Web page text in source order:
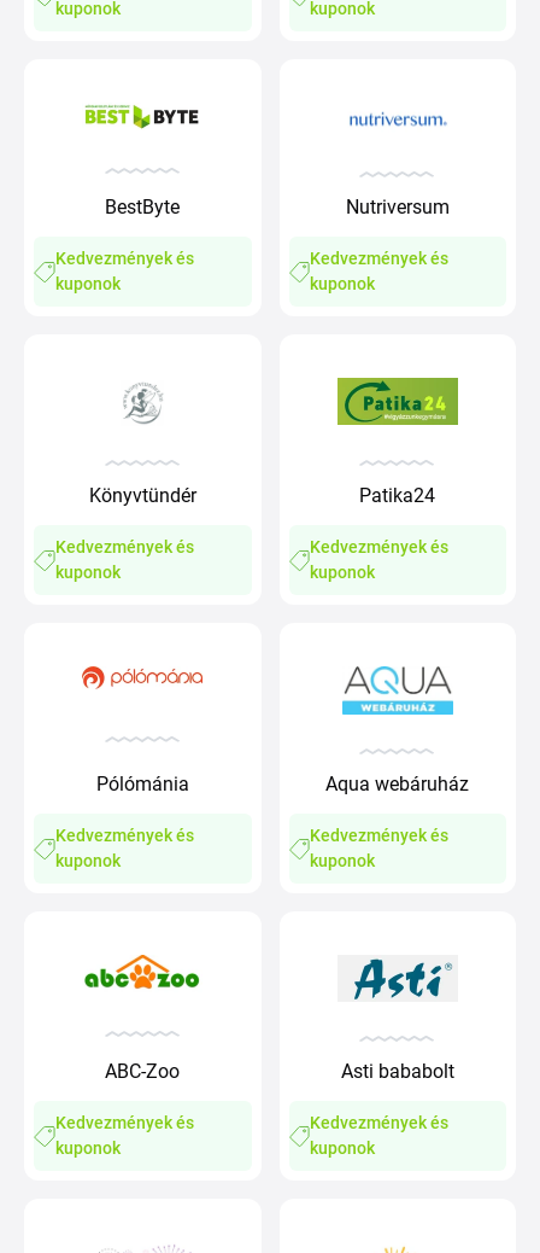
kuponok
kuponok
BestByte
Kedvezmények és
kuponok
Nutriversum
Kedvezmények és
kuponok
Könyvtündér
Kedvezmények és
kuponok
Patika24
Kedvezmények és
kuponok
Pólómánia
Kedvezmények és
kuponok
Aqua webáruház
Kedvezmények és
kuponok
ABC-Zoo
Kedvezmények és
kuponok
Asti bababolt
Kedvezmények és
kuponok